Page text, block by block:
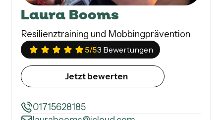
Laura Booms
Resilienztraining und Mobbingprävention
5/53 Bewertungen
Jetzt bewerten
01715628185